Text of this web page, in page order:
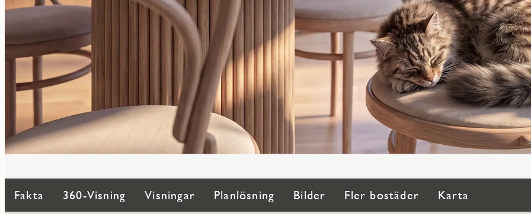
Fakta 360-Visning Visningar Planlösning Bilder Fler bostäder Karta